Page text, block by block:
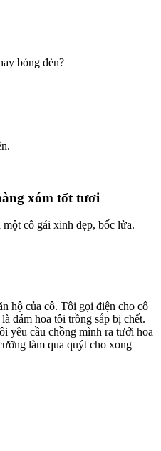
bóng đèn?
xóm tốt tươi
cô gái xinh đẹp, bốc lửa.
hộ của cô. Tôi gọi điện cho cô
đám hoa tôi trồng sắp bị chết.
yêu cầu chồng mình ra tưới hoa
làm qua quýt cho xong